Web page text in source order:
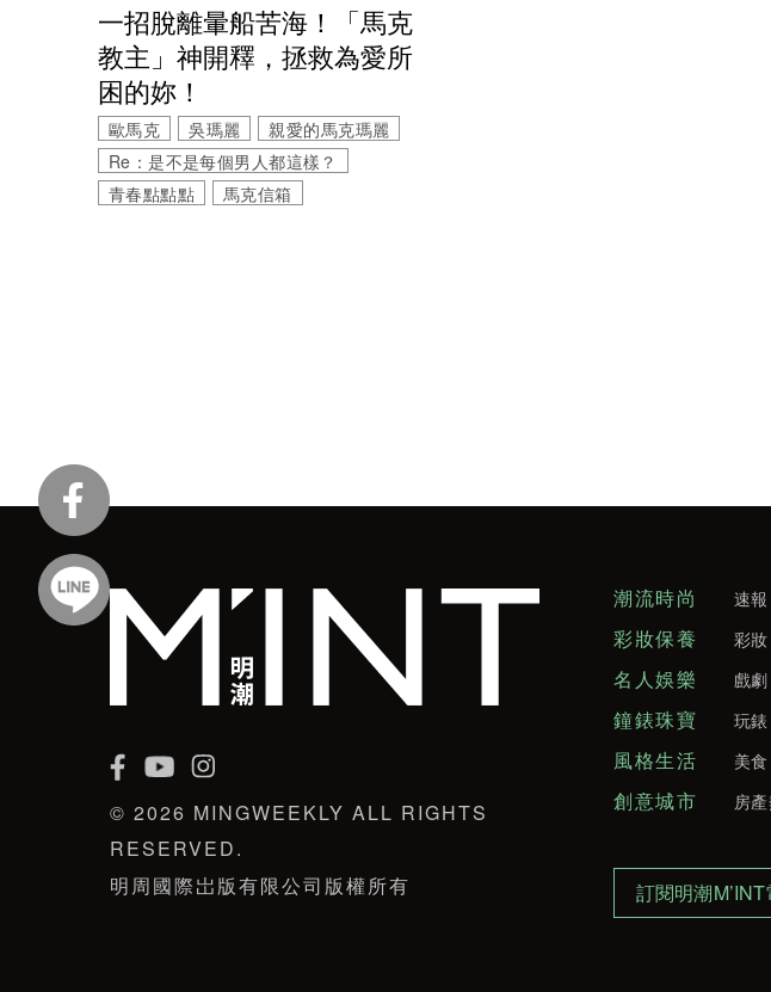
一招脫離暈船苦海！「馬克
教主」神開釋，拯救為愛所
困的妳！
歐馬克 吳瑪麗
親愛的馬克瑪麗
Re：是不是每個男人都這樣？
青春點點點
馬克信箱
© 2026 MINGWEEKLY ALL RIGHTS
RESERVED.
明周國際岀版有限公司版權所有
潮流時尚 速報
彩妝保養 彩妝
名人娛樂 戲劇
鐘錶珠寶 玩錶
風格生活 美食
創意城市 房
訂閱明潮